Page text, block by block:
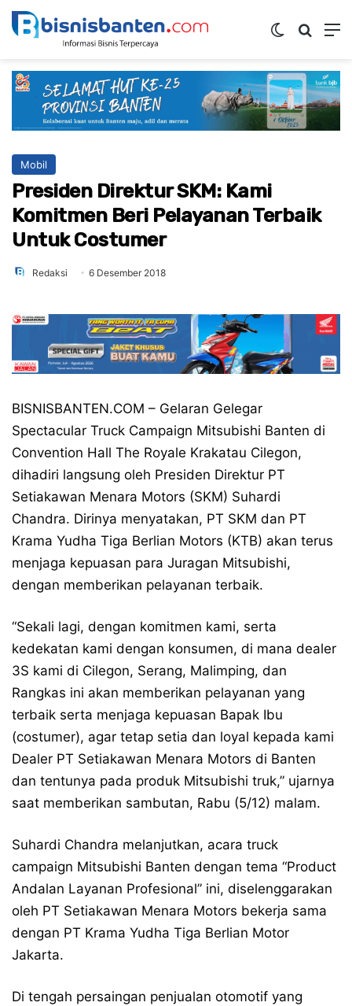
Switch skin
Mobil
Presiden Direktur SKM: Kami
Komitmen Beri Pelayanan Terbaik
Untuk Costumer
Redaksi 6 Desember 2018
BISNISBANTEN.COM – Gelaran Gelegar
Spectacular Truck Campaign Mitsubishi Banten di
Convention Hall The Royale Krakatau Cilegon,
dihadiri langsung oleh Presiden Direktur PT
Setiakawan Menara Motors (SKM) Suhardi
Chandra. Dirinya menyatakan, PT SKM dan PT
Krama Yudha Tiga Berlian Motors (KTB) akan terus
menjaga kepuasan para Juragan Mitsubishi,
dengan memberikan pelayanan terbaik.
“Sekali lagi, dengan komitmen kami, serta
kedekatan kami dengan konsumen, di mana dealer
3S kami di Cilegon, Serang, Malimping, dan
Rangkas ini akan memberikan pelayanan yang
terbaik serta menjaga kepuasan Bapak Ibu
(costumer), agar tetap setia dan loyal kepada kami
Dealer PT Setiakawan Menara Motors di Banten
dan tentunya pada produk Mitsubishi truk,” ujarnya
saat memberikan sambutan, Rabu (5/12) malam.
Suhardi Chandra melanjutkan, acara truck
campaign Mitsubishi Banten dengan tema “Product
Andalan Layanan Profesional” ini, diselenggarakan
oleh PT Setiakawan Menara Motors bekerja sama
dengan PT Krama Yudha Tiga Berlian Motor
Jakarta.
Di tengah persaingan penjualan otomotif yang